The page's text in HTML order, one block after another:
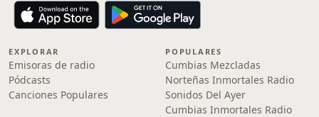
EXPLORAR
Emisoras de radio
Pódcasts
Canciones Populares
POPULARES
Cumbias Mezcladas
Norteñas Inmortales Radio
Sonidos Del Ayer
Cumbias Inmortales Radio